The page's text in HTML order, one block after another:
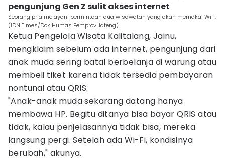
pengunjung Gen Z sulit akses internet
Seorang pria melayani permintaan dua wisawatan yang akan memakai Wifi.
(IDN Times/Dok Humas Pemprov Jateng)
Ketua Pengelola Wisata Kalitalang, Jainu,
mengklaim sebelum ada internet, pengunjung dari
anak muda sering batal berbelanja di warung atau
membeli tiket karena tidak tersedia pembayaran
nontunai atau QRIS.
"Anak-anak muda sekarang datang hanya
membawa HP. Begitu ditanya bisa bayar QRIS atau
tidak, kalau penjelasannya tidak bisa, mereka
langsung pergi. Setelah ada Wi-Fi, kondisinya
berubah," akunya.